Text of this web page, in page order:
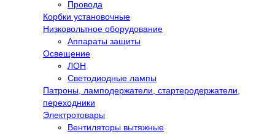
Провода
Корбки установочные
Низковольтное оборудование
Аппараты защиты
Освещение
ЛОН
Светодиодные лампы
Патроны, ламподержатели, стартеродержатели,
переходники
Электротовары
Вентиляторы вытяжные